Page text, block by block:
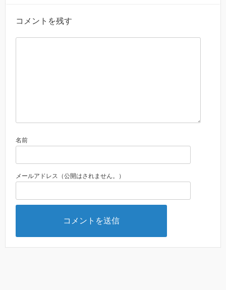
コメントを残す
名前
メールアドレス（公開はされません。）